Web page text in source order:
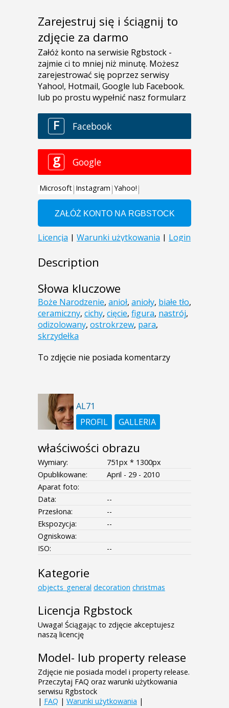
Zarejestruj się i ściągnij to
zdjęcie za darmo
Description
Słowa kluczowe
Boże Narodzenie, anioł, anioły, białe tło,
ceramiczny, cichy, cięcie, figura, nastrój,
odizolowany, ostrokrzew, para,
skrzydełka
To zdjęcie nie posiada komentarzy
AL71
PROFIL
GALLERIA
właściwości obrazu
Wymiary:
751px * 1300px
Opublikowane:
April - 29 - 2010
Aparat foto:
Data:
--
Przesłona:
--
Ekspozycja:
--
Ogniskowa:
ISO:
--
Kategorie
objects_general decoration christmas
Licencja Rgbstock
Uwaga! Ściągając to zdjęcie akceptujesz
naszą licencję
Model- lub property release
Zdjęcie nie posiada model i property release.
Przeczytaj FAQ oraz warunki użytkowania
serwisu Rgbstock
| FAQ | Warunki użytkowania |